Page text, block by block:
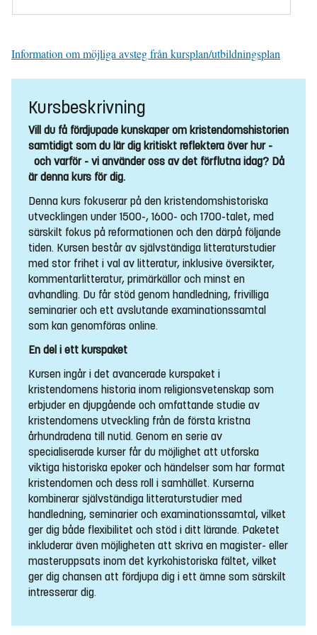
Information om möjliga avsteg från kursplan/utbildningsplan
Kursbeskrivning
Vill du få fördjupade kunskaper om kristendomshistorien
samtidigt som du lär dig kritiskt reflektera över hur -
och varför - vi använder oss av det förflutna idag? Då
är denna kurs för dig.
Denna kurs fokuserar på den kristendomshistoriska
utvecklingen under 1500-, 1600- och 1700-talet, med
särskilt fokus på reformationen och den därpå följande
tiden. Kursen består av självständiga litteraturstudier
med stor frihet i val av litteratur, inklusive översikter,
kommentarlitteratur, primärkällor och minst en
avhandling. Du får stöd genom handledning, frivilliga
seminarier och ett avslutande examinationssamtal
som kan genomföras online.
En del i ett kurspaket
Kursen ingår i det avancerade kurspaket i
kristendomens historia inom religionsvetenskap som
erbjuder en djupgående och omfattande studie av
kristendomens utveckling från de första kristna
århundradena till nutid. Genom en serie av
specialiserade kurser får du möjlighet att utforska
viktiga historiska epoker och händelser som har format
kristendomen och dess roll i samhället. Kurserna
kombinerar självständiga litteraturstudier med
handledning, seminarier och examinationssamtal, vilket
ger dig både flexibilitet och stöd i ditt lärande. Paketet
inkluderar även möjligheten att skriva en magister- eller
masteruppsats inom det kyrkohistoriska fältet, vilket
ger dig chansen att fördjupa dig i ett ämne som särskilt
intresserar dig.